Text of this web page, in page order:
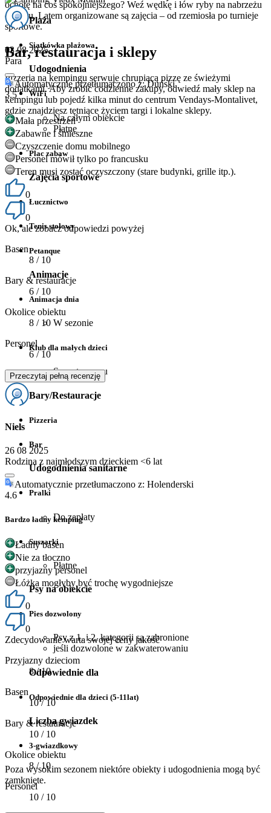
ochotę na coś spokojniejszego? Weź wędkę i łów ryby na nabrzeżu
obiektu. Latem organizowane są zajęcia – od rzemiosła po turnieje
sportowe.
Bar, restauracja i sklepy
Pizzeria na kempingu serwuje chrupiącą pizzę ze świeżymi
dodatkami. Aby zrobić codzienne zakupy, odwiedź mały sklep na
kempingu lub pojedź kilka minut do centrum Vendays-Montalivet,
gdzie znajdziesz tętniące życiem targi i lokalne sklepy.
Plaża
Siatkówka plażowa
Udogodnienia
WiFi
Na całym obiekcie
Płatne
Plac zabaw
Zajęcia sportowe
Łucznictwo
Tenis stołowy
Petanque
Animacje
Animacja dnia
W sezonie
Klub dla małych dzieci
Szczyt sezonu
Bary/Restauracje
Pizzeria
Bar
Udogodnienia sanitarne
Pralki
Do zapłaty
Suszarki
Płatne
Psy na obiekcie
Pies dozwolony
Psy z 1. i 2. kategorii są zabronione
jeśli dozwolone w zakwaterowaniu
Odpowiednie dla
Odpowiednie dla dzieci (5-11lat)
Liczba gwiazdek
3-gwiazdkowy
Poza wysokim sezonem niektóre obiekty i udogodnienia mogą być
zamknięte.
03 08 2025
Para
Automatycznie przetłumaczono z: Duński
3.5
Mała przestrzeń
Zabawne i śmieszne
Czyszczenie domu mobilnego
Personel mówił tylko po francusku
Teren musi zostać oczyszczony (stare budynki, grille itp.).
0
0
Ok, ale zobacz odpowiedzi powyżej
Basen
8 / 10
Bary & restauracje
6 / 10
Okolice obiektu
8 / 10
Personel
6 / 10
Przeczytaj pełną recenzję
Niels
26 08 2025
Rodzina z najmłodszym dzieckiem <6 lat
Automatycznie przetłumaczono z: Holenderski
4.6
Bardzo ładny kemping
Ładny basen
Nie za tłoczno
przyjazny personel
Łóżka mogłyby być trochę wygodniejsze
0
0
Zdecydowanie warta swojej ceny jakość
Przyjazny dzieciom
8/ 10
Basen
10/ 10
Bary & restauracje
10 / 10
Okolice obiektu
8/ 10
Personel
10 / 10